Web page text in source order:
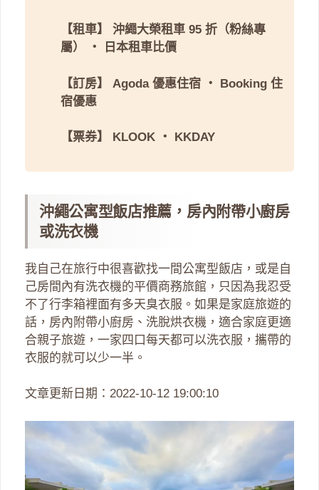
【租車】
沖繩大榮租車 95 折（粉絲專
屬）
・ 日本租車比價
【訂房】 Agoda 優惠住宿 ・ Booking 住
宿優惠
【票券】 KLOOK ・ KKDAY
沖繩公寓型飯店推薦，房內附帶小廚房
或洗衣機
我自己在旅行中很喜歡找一間公寓型飯店，或是自
己房間內有洗衣機的平價商務旅館，只因為我忍受
不了行李箱裡面有多天臭衣服。如果是家庭旅遊的
話，房內附帶小廚房、洗脫烘衣機，適合家庭更適
合親子旅遊，一家四口每天都可以洗衣服，攜帶的
衣服的就可以少一半。
文章更新日期：2022-10-12 19:00:10